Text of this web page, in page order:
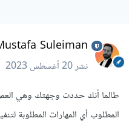
Suleiman
نشر20 أغسطس 2023
طالما أنك حددت وجهتك وهي
المطلوب أي المهارات المطلوبة